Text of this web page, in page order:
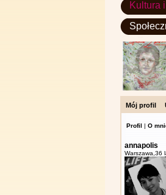
Kultura
Mój profil
Profil | O
annapolis
Warszawa, 36